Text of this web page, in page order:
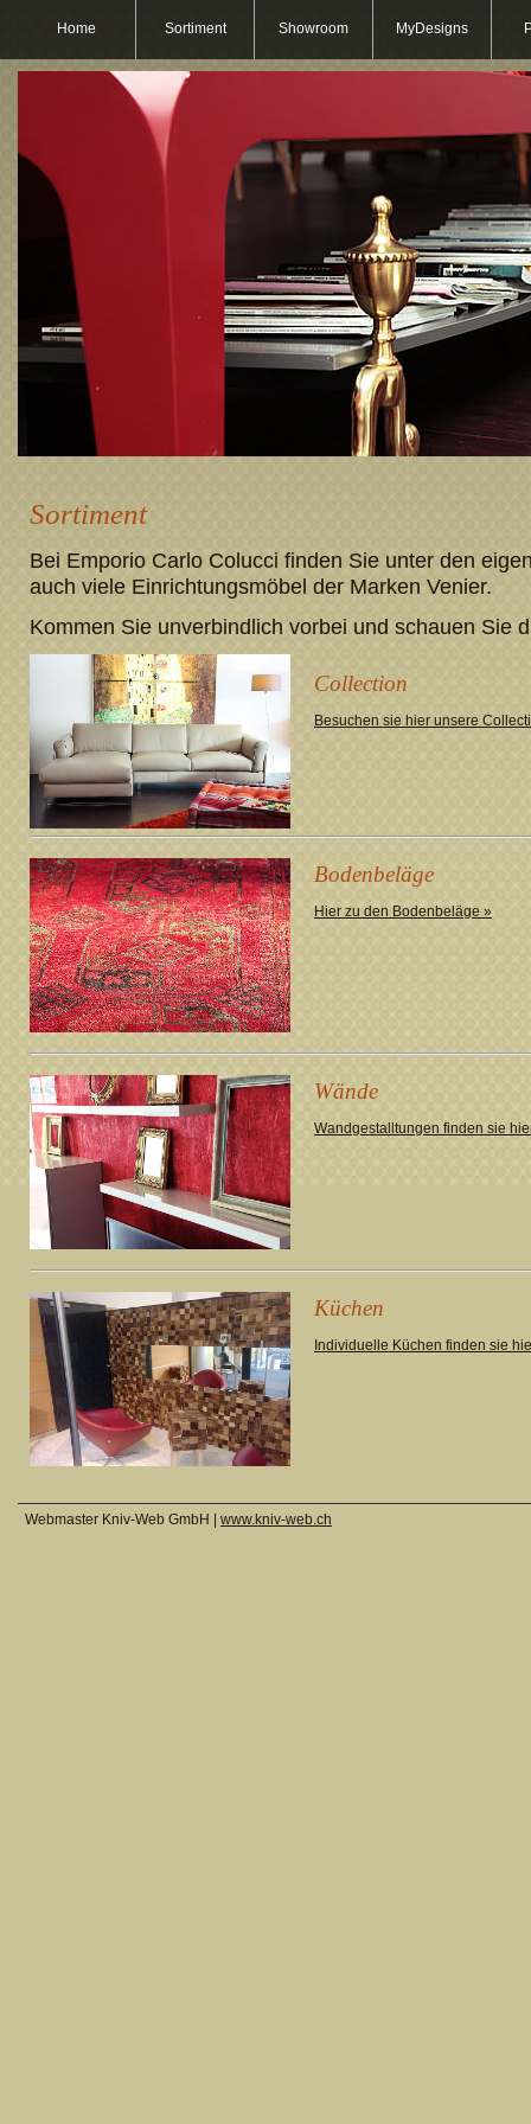
Home Sortiment Showroom MyDesigns
Sortiment
Bei Emporio Carlo Colucci finden Sie unter den
auch viele Einrichtungsmöbel der Marken Venier.
Kommen Sie unverbindlich vorbei und schauen Sie
Collection
Besuchen sie hier unsere
Bodenbeläge
Hier zu den Bodenbeläge »
Wände
Wandgestalltungen finden sie
Küchen
Individuelle Küchen finden sie
Webmaster Kniv-Web GmbH | www.kniv-web.ch